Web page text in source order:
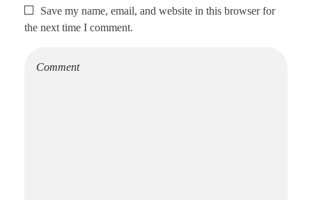
Save my name, email, and website in this browser for
the next time I comment.